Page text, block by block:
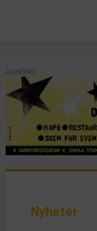
ANNONS
Nyheter